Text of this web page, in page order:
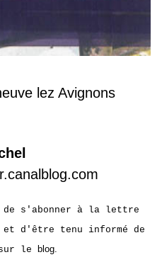
lez Avignons
de s'abonner à la lettre
et d'être tenu informé de
sur le blog.